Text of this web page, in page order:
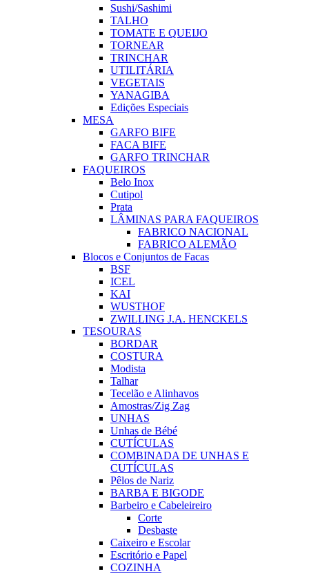
Sushi/Sashimi
TALHO
TOMATE E QUEIJO
TORNEAR
TRINCHAR
UTILITÁRIA
VEGETAIS
YANAGIBA
Edições Especiais
MESA
GARFO BIFE
FACA BIFE
GARFO TRINCHAR
FAQUEIROS
Belo Inox
Cutipol
Prata
LÂMINAS PARA FAQUEIROS
FABRICO NACIONAL
FABRICO ALEMÃO
Blocos e Conjuntos de Facas
BSF
ICEL
KAI
WUSTHOF
ZWILLING J.A. HENCKELS
TESOURAS
BORDAR
COSTURA
Modista
Talhar
Tecelão e Alinhavos
Amostras/Zig Zag
UNHAS
Unhas de Bébé
CUTÍCULAS
COMBINADA DE UNHAS E
CUTÍCULAS
Pêlos de Nariz
BARBA E BIGODE
Barbeiro e Cabeleireiro
Corte
Desbaste
Caixeiro e Escolar
Escritório e Papel
COZINHA